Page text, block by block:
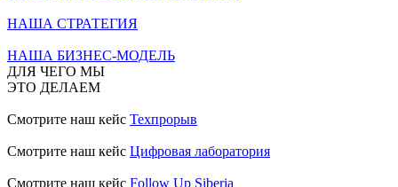
НАША СТРАТЕГИЯ
НАША БИЗНЕС-МОДЕЛЬ
ДЛЯ ЧЕГО МЫ
ЭТО ДЕЛАЕМ
Смотрите наш кейс Техпрорыв
Смотрите наш кейс Цифровая лаборатория
Смотрите наш кейс Follow Up Siberia